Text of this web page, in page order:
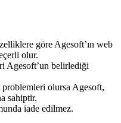
göre Agesoft’ın web
olur.
Agesoft’un belirlediği
olursa Agesoft,
sahiptir.
iade edilmez.